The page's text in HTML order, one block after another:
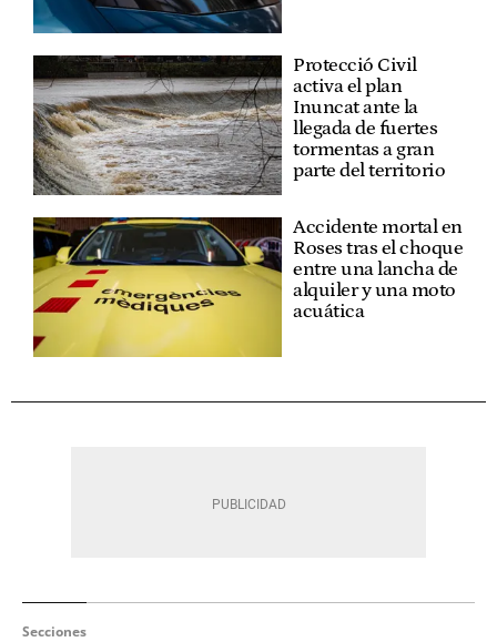
Protecció Civil
activa el plan
Inuncat ante la
llegada de fuertes
tormentas a gran
parte del territorio
Accidente mortal en
Roses tras el choque
entre una lancha de
alquiler y una moto
acuática
Secciones